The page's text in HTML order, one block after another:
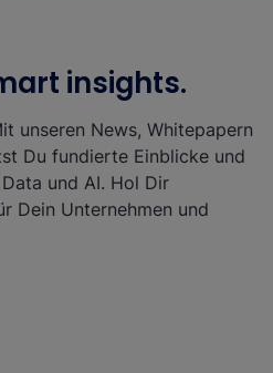
insights.
unseren News, Whitepapern
Du fundierte Einblicke und
und AI. Hol Dir
Dein Unternehmen und